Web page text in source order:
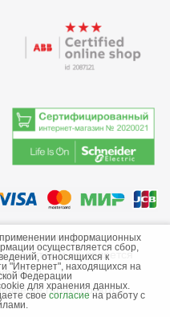
и не является
не гарантируются.
информационных
осуществляется сбор,
относящихся к
"Интернет", находящихся на
Федерации
для хранения данных.
свое согласие на работу с